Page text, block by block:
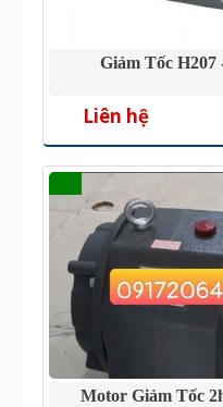
Giảm Tốc H207
Liên hệ
Motor Giảm Tốc